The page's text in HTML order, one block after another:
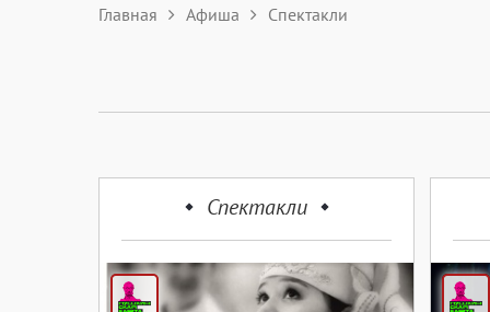
Главная Афиша Спектакли
Спектакли